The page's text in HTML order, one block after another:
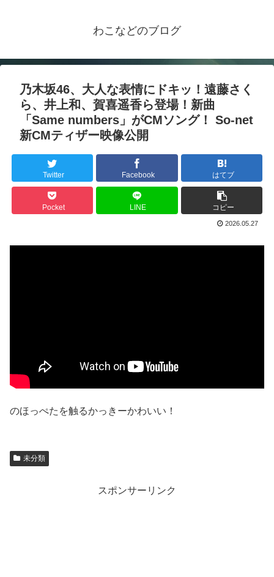
わこなどのブログ
乃木坂46、大人な表情にドキッ！遠藤さく
ら、井上和、賀喜遥香ら登場！新曲
「Same numbers」がCMソング！ So-net
新CMティザー映像公開
Twitter Facebook はてブ
Pocket LINE コピー
2026.05.27
のほっぺたを触るかっきーかわいい！
未分類
スポンサーリンク